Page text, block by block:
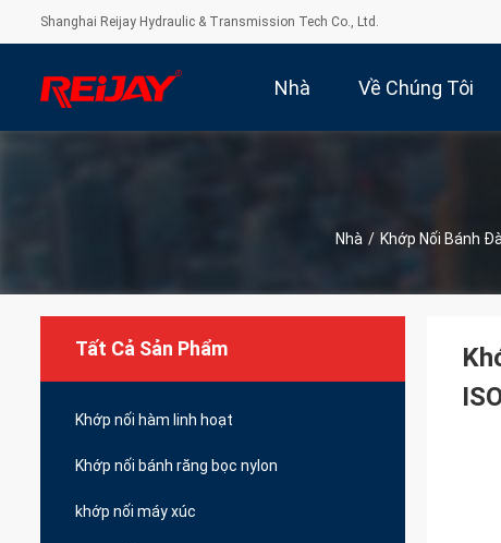
Shanghai Reijay Hydraulic & Transmission Tech Co., Ltd.
Nhà Về Chúng Tôi
Nhà / Khớp Nối Bánh
Tất Cả Sản Phẩm
Khớp nối hàm linh hoạt
Khớp nối bánh răng bọc nylon
khớp nối máy xúc